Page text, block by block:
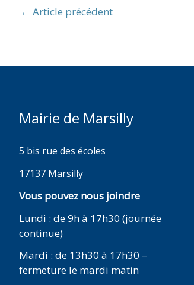
← Article précédent
Mairie de Marsilly
5 bis rue des écoles
17137 Marsilly
Vous pouvez nous joindre
Lundi : de 9h à 17h30 (journée
continue)
Mardi : de 13h30 à 17h30 –
fermeture le mardi matin